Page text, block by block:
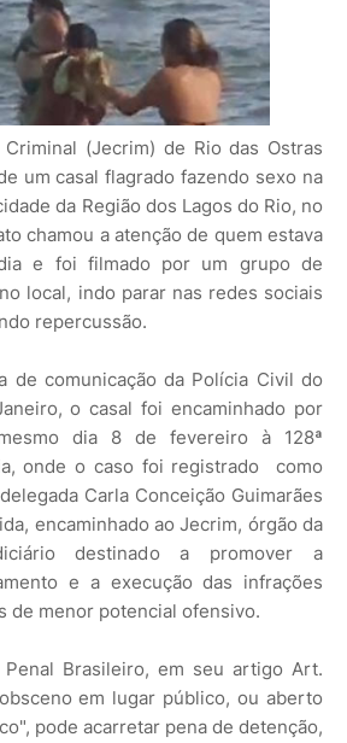
(Jecrim) de Rio das Ostras
um casal flagrado fazendo sexo na
da Região dos Lagos do Rio, no
chamou a atenção de quem estava
e foi filmado por um grupo de
local, indo parar nas redes sociais
repercussão.
de comunicação da Polícia Civil do
o casal foi encaminhado por
dia 8 de fevereiro à 128ª
onde o caso foi registrado como
Carla Conceição Guimarães
encaminhado ao Jecrim, órgão da
destinado a promover a
e a execução das infrações
de menor potencial ofensivo.
Brasileiro, em seu artigo Art.
em lugar público, ou aberto
pode acarretar pena de detenção,